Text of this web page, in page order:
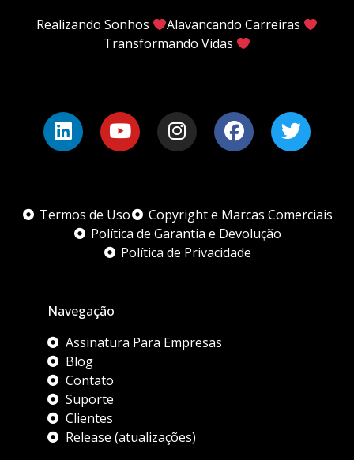
Realizando Sonhos
Alavancando Carreiras
Transformando Vidas
Termos de Uso
Copyright e Marcas Comerciais
Política de Garantia e Devolução
Política de Privacidade
Navegação
Assinatura Para Empresas
Blog
Contato
Suporte
Clientes
Release (atualizações)